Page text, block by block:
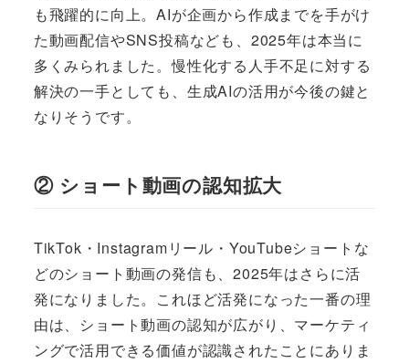
も飛躍的に向上。AIが企画から作成までを手がけ
た動画配信やSNS投稿なども、2025年は本当に
多くみられました。慢性化する人手不足に対する
解決の一手としても、生成AIの活用が今後の鍵と
なりそうです。
② ショート動画の認知拡大
TikTok・Instagramリール・YouTubeショートな
どのショート動画の発信も、2025年はさらに活
発になりました。これほど活発になった一番の理
由は、ショート動画の認知が広がり、マーケティ
ングで活用できる価値が認識されたことにありま